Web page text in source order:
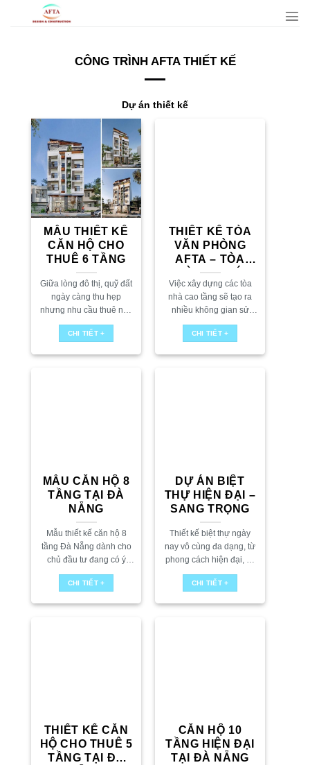
CÔNG TRÌNH AFTA THIẾT KẾ
Dự án thiết kế
MẪU THIẾT KẾ
CĂN HỘ CHO
THUÊ 6 TẦNG
Giữa lòng đô thị, quỹ đất
ngày càng thu hẹp
nhưng nhu cầu thuê nhà
chưa bao giờ hạ nhiệt.
Bài toán đặt ra cho các
CHI TIẾT +
THIẾT KẾ TÒA
VĂN PHÒNG
AFTA – TÒA
NHÀ ĐA CHỨC
NĂNG
Việc xây dựng các tòa
nhà cao tầng sẽ tạo ra
nhiều không gian sử
dụng, cho phép khai thác
linh hoạt để bố trí những
CHI TIẾT +
MẪU CĂN HỘ 8
TẦNG TẠI ĐÀ
NẴNG
Mẫu thiết kế căn hộ 8
tầng Đà Nẵng dành cho
chủ đầu tư đang có ý
định đầu tư căn hộ cho
thuê, cùng đơn vị thiết kế
CHI TIẾT +
DỰ ÁN BIỆT
THỰ HIỆN ĐẠI –
SANG TRỌNG
Thiết kế biệt thự ngày
nay vô cùng đa dạng, từ
phong cách hiện đại, cổ
điển cho đến những dấu
ấn cá nhân hóa độc đáo.
CHI TIẾT +
THIẾT KẾ CĂN
HỘ CHO THUÊ 5
TẦNG TẠI ĐÀ
CĂN HỘ 10
TẦNG HIỆN ĐẠI
TẠI ĐÀ NẴNG